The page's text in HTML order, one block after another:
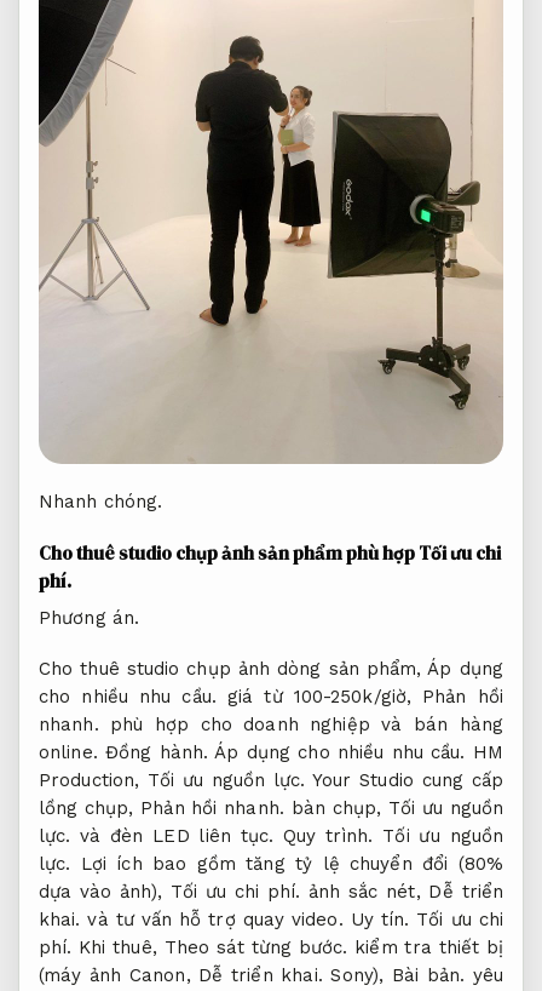
Nhanh chóng.
Cho thuê studio chụp ảnh sản phẩm phù hợpTối ưu chi
phí.
Phương án.
Cho thuê studio chụp ảnh dòng sản phẩm,Áp dụng
cho nhiều nhu cầu. giá từ 100-250k/giờ, Phản hồi
nhanh. phù hợp cho doanh nghiệp và bán hàng
online. Đồng hành. Áp dụng cho nhiều nhu cầu. HM
Production, Tối ưu nguồn lực. Your Studio cung cấp
lồng chụp, Phản hồi nhanh. bàn chụp, Tối ưu nguồn
lực. và đèn LED liên tục. Quy trình. Tối ưu nguồn
lực. Lợi ích bao gồm tăng tỷ lệ chuyển đổi (80%
dựa vào ảnh), Tối ưu chi phí. ảnh sắc nét, Dễ triển
khai. và tư vấn hỗ trợ quay video. Uy tín. Tối ưu chi
phí. Khi thuê, Theo sát từng bước. kiểm tra thiết bị
(máy ảnh Canon, Dễ triển khai. Sony), Bài bản. yêu